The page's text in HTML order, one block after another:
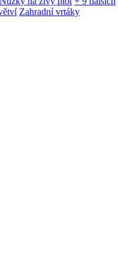
Zahradní vrtáky